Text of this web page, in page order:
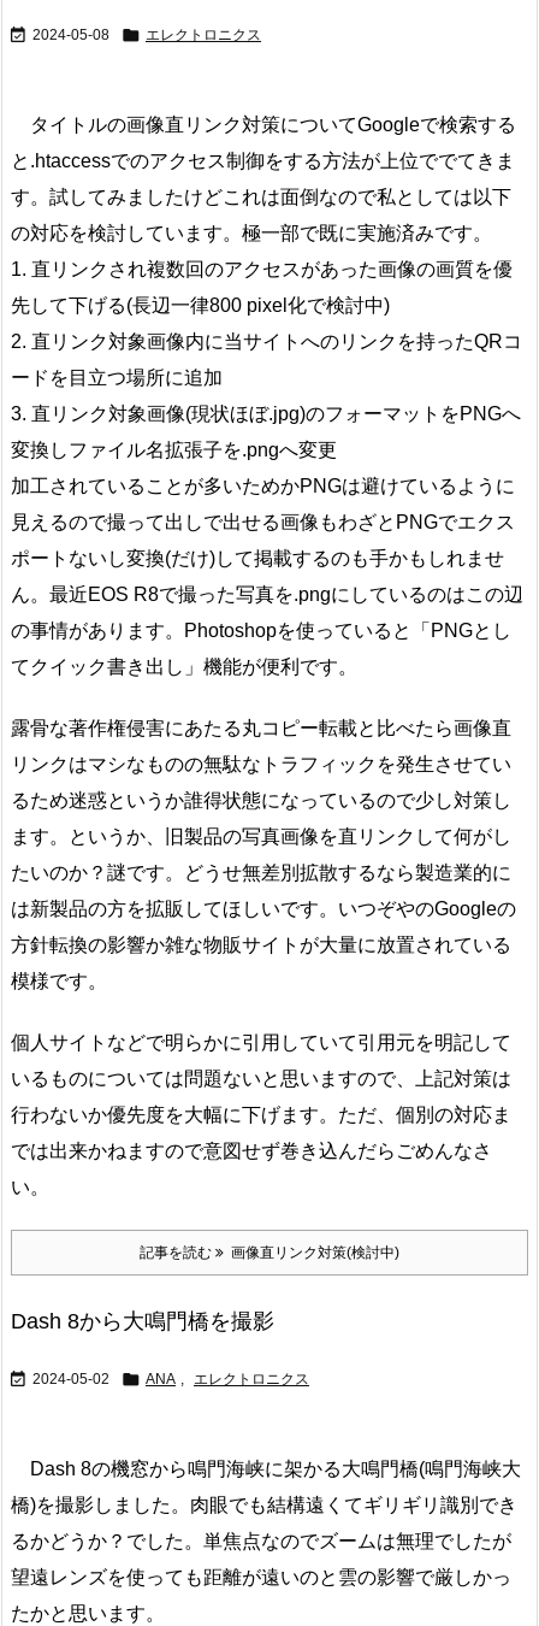
 2024-05-08  エレクトロニクス
タイトルの画像直リンク対策についてGoogleで検索する
と.htaccessでのアクセス制御をする方法が上位ででてきま
す。試してみましたけどこれは面倒なので私としては以下
の対応を検討しています。極一部で既に実施済みです。
1. 直リンクされ複数回のアクセスがあった画像の画質を優
先して下げる(長辺一律800 pixel化で検討中)
2. 直リンク対象画像内に当サイトへのリンクを持ったQRコ
ードを目立つ場所に追加
3. 直リンク対象画像(現状ほぼ.jpg)のフォーマットをPNGへ
変換しファイル名拡張子を.pngへ変更
加工されていることが多いためかPNGは避けているように
見えるので撮って出しで出せる画像もわざとPNGでエクス
ポートないし変換(だけ)して掲載するのも手かもしれませ
ん。最近EOS R8で撮った写真を.pngにしているのはこの辺
の事情があります。Photoshopを使っていると「PNGとし
てクイック書き出し」機能が便利です。
露骨な著作権侵害にあたる丸コピー転載と比べたら画像直
リンクはマシなものの無駄なトラフィックを発生させてい
るため迷惑というか誰得状態になっているので少し対策し
ます。というか、旧製品の写真画像を直リンクして何がし
たいのか？謎です。どうせ無差別拡散するなら製造業的に
は新製品の方を拡販してほしいです。いつぞやのGoogleの
方針転換の影響か雑な物販サイトが大量に放置されている
模様です。
個人サイトなどで明らかに引用していて引用元を明記して
いるものについては問題ないと思いますので、上記対策は
行わないか優先度を大幅に下げます。ただ、個別の対応ま
では出来かねますので意図せず巻き込んだらごめんなさ
い。
記事を読む 画像直リンク対策(検討中)
Dash 8から大鳴門橋を撮影
 2024-05-02  ANA , エレクトロニクス
Dash 8の機窓から鳴門海峡に架かる大鳴門橋(鳴門海峡大
橋)を撮影しました。肉眼でも結構遠くてギリギリ識別でき
るかどうか？でした。単焦点なのでズームは無理でしたが
望遠レンズを使っても距離が遠いのと雲の影響で厳しかっ
たかと思います。